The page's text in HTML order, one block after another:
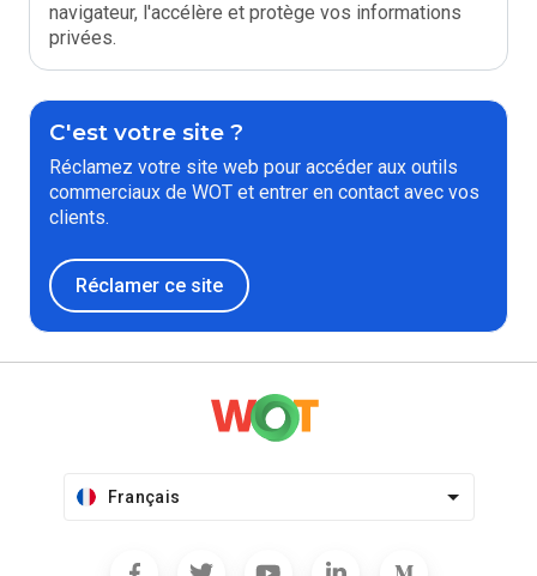
navigateur, l'accélère et protège vos informations
privées.
C'est votre site ?
Réclamez votre site web pour accéder aux outils
commerciaux de WOT et entrer en contact avec vos
clients.
Réclamer ce site
Français